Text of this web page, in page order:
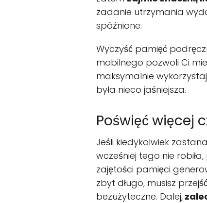
zadanie utrzymania
spóźnione.
Wyczyść pamięć
mobilnego pozwoli Ci
maksymalnie
była nieco jaśniejsza.
Poświęć więcej
Jeśli kiedykolwiek
wcześniej tego nie
zajętości pamięci
zbyt długo, musisz
bezużyteczne. Dalej,